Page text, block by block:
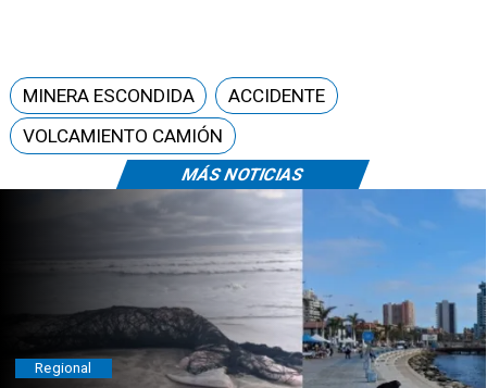
MÁS NOTICIAS
MINERA ESCONDIDA
ACCIDENTE
VOLCAMIENTO CAMIÓN
Regional